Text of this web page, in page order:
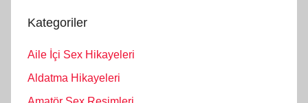
Kategoriler
Aile İçi Sex Hikayeleri
Aldatma Hikayeleri